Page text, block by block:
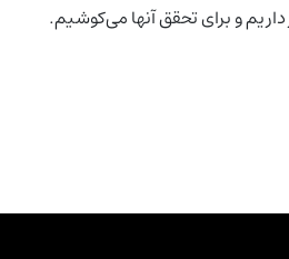
و برای تحقق آنها می‌کوشیم.